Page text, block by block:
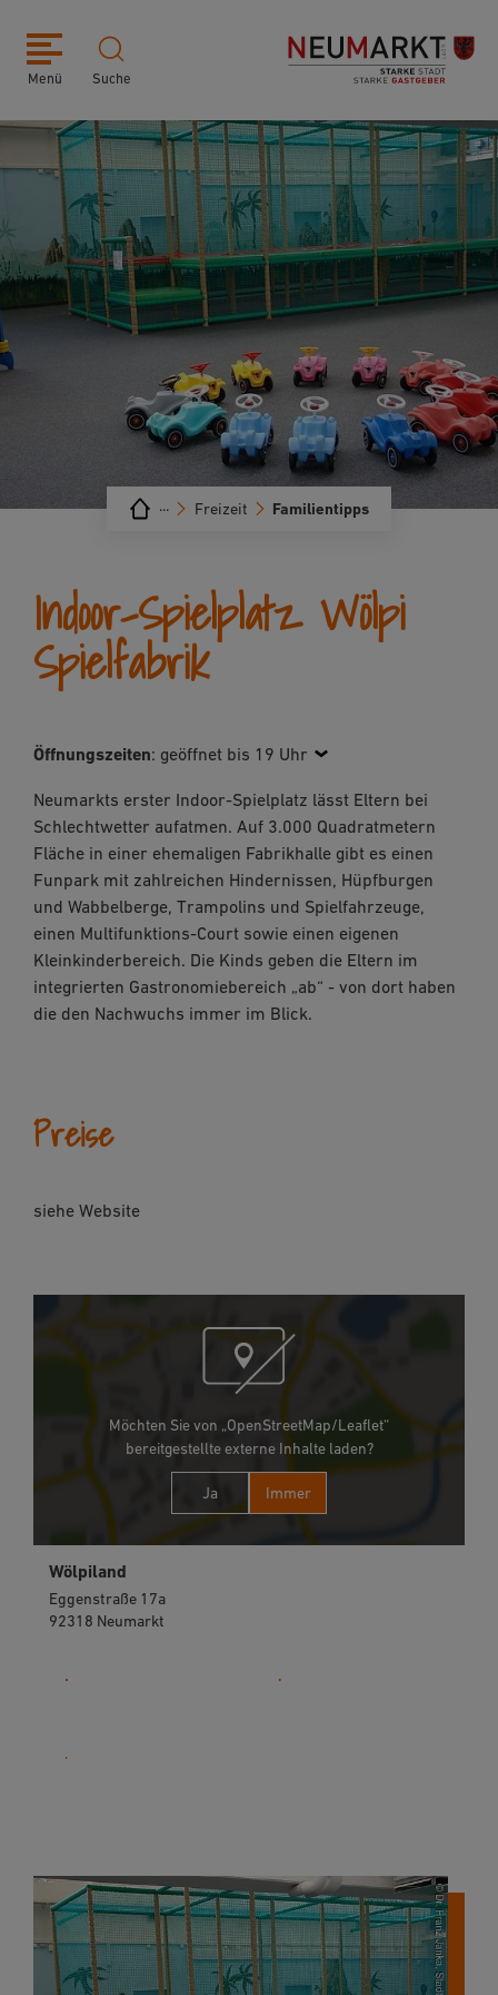
Menü Suche
Familientipps
Freizeit
···
Indoor-Spielplatz Wölpi
Spielfabrik
Öffnungszeiten: geöffnet bis 19 Uhr
Neumarkts erster Indoor-Spielplatz lässt Eltern bei
Schlechtwetter aufatmen. Auf 3.000 Quadratmetern
Fläche in einer ehemaligen Fabrikhalle gibt es einen
Funpark mit zahlreichen Hindernissen, Hüpfburgen
und Wabbelberge, Trampolins und Spielfahrzeuge,
einen Multifunktions-Court sowie einen eigenen
Kleinkinderbereich. Die Kinds geben die Eltern im
integrierten Gastronomiebereich „ab“ - von dort haben
die den Nachwuchs immer im Blick.
Preise
siehe Website
Möchten Sie von „OpenStreetMap/Leaflet“
bereitgestellte externe Inhalte laden?
Ja Immer
Wölpiland
Eggenstraße 17a
92318 Neumarkt